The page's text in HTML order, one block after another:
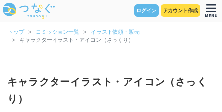
ログイン アカウント作成
トップ コミッション一覧
イラスト依頼・販売
キャラクターイラスト・アイコン（さっくり）
キャラクターイラスト・アイコン（さっく
り）